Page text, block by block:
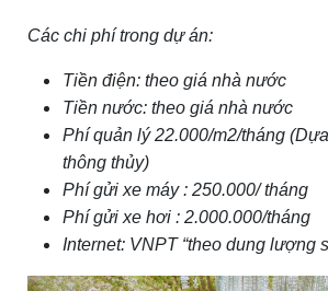
Các chi phí trong dự án:
Tiền điện: theo giá nhà nước
Tiền nước: theo giá nhà nước
Phí quản lý 22.000/m2/tháng
thông thủy)
Phí gửi xe máy : 250.000/ tháng
Phí gửi xe hơi : 2.000.000/tháng
Internet: VNPT “theo dung lượng